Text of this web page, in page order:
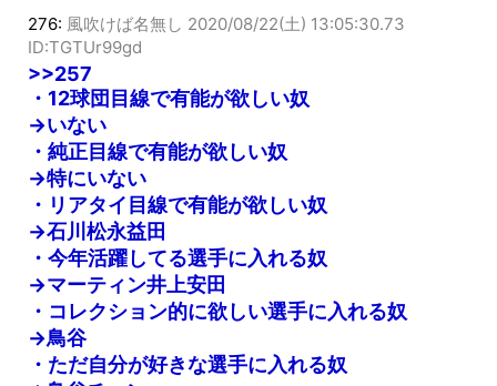
276: 風吹けば名無し 2020/08/22(土) 13:05:30.73
ID:TGTUr99gd
>>257
・12球団目線で有能が欲しい奴
→いない
・純正目線で有能が欲しい奴
→特にいない
・リアタイ目線で有能が欲しい奴
→石川松永益田
・今年活躍してる選手に入れる奴
→マーティン井上安田
・コレクション的に欲しい選手に入れる奴
→鳥谷
・ただ自分が好きな選手に入れる奴